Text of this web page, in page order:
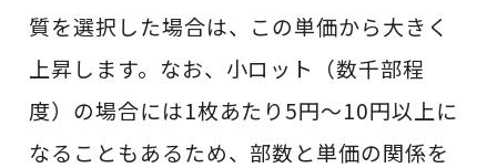
質を選択した場合は、この単価から大きく
上昇します。なお、小ロット（数千部程
度）の場合には1枚あたり5円〜10円以上に
なることもあるため、部数と単価の関係を